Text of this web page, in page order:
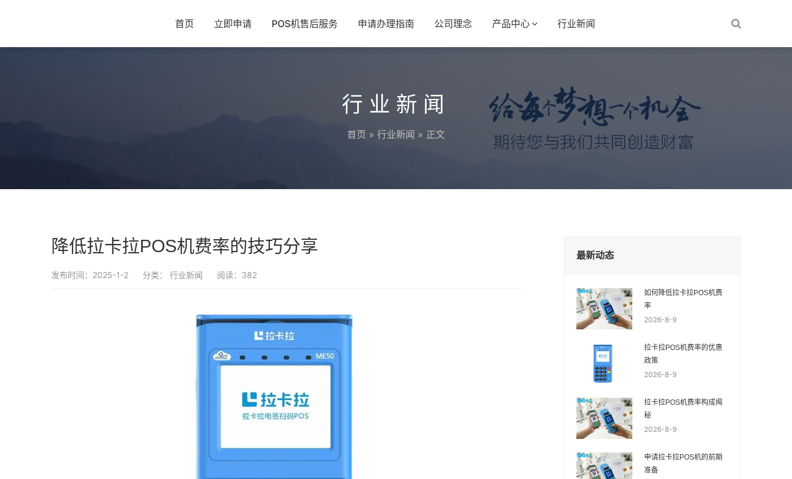
首页 立即申请 POS机售后服务 申请办理指南 公司理念 产品中心 行业新闻
行业新闻
首页 » 行业新闻 » 正文
降低拉卡拉POS机费率的技巧分享
发布时间：2025-1-2 分类： 行业新闻 阅读：382
最新动态
如何降低拉卡拉POS机费
率
2026-8-9
拉卡拉POS机费率的优惠
政策
2026-8-9
拉卡拉POS机费率构成揭
秘
2026-8-9
申请拉卡拉POS机的前期
准备